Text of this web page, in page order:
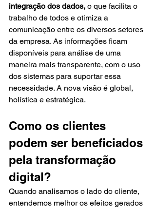
integração dos dados, o que facilita o
trabalho de todos e otimiza a
comunicação entre os diversos setores
da empresa. As informações ficam
disponíveis para análise de uma
maneira mais transparente, com o uso
dos sistemas para suportar essa
necessidade. A nova visão é global,
holística e estratégica.
Como os clientes
podem ser beneficiados
pela transformação
digital?
Quando analisamos o lado do cliente,
entendemos melhor os efeitos gerados